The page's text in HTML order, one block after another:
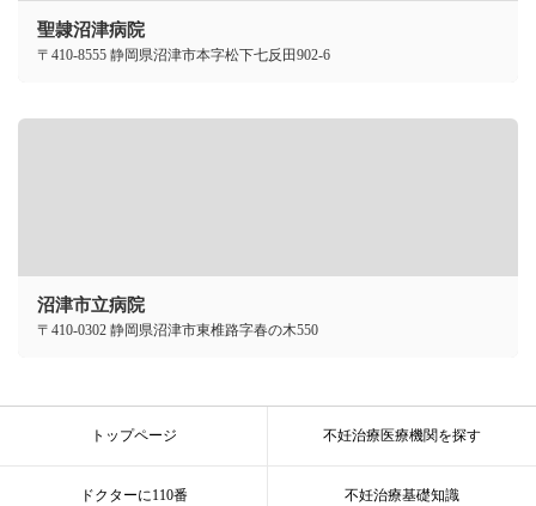
聖隷沼津病院
〒410-8555 静岡県沼津市本字松下七反田902-6
沼津市立病院
〒410-0302 静岡県沼津市東椎路字春の木550
トップページ 不妊治療医療機関を探す
ドクターに110番 不妊治療基礎知識